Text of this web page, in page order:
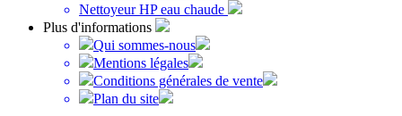
Nettoyeur HP eau chaude
Plus d'informations
Qui sommes-nous
Mentions légales
Conditions générales de vente
Plan du site